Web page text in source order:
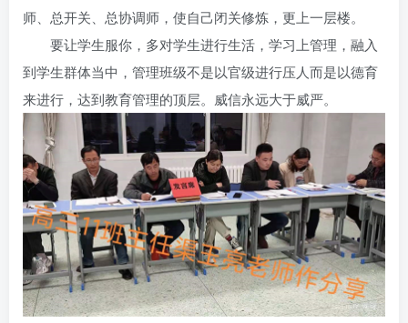
师、总开关、总协调师，使自己闭关修炼，更上一层楼。
要让学生服你，多对学生进行生活，学习上管理，融入
到学生群体当中，管理班级不是以官级进行压人而是以德育
来进行，达到教育管理的顶层。威信永远大于威严。